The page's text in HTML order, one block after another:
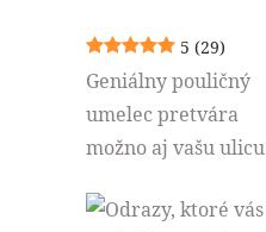
5 (29)
Geniálny pouličný
umelec pretvára
možno aj vašu ulicu